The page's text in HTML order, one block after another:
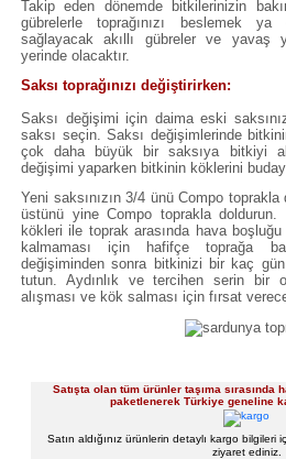
Takip eden dönemde bitkilerinizin
gübrelerle toprağınızı beslemek
sağlayacak akıllı gübreler ve yavaş
yerinde olacaktır.
Saksı toprağınızı değiştirirken:
Saksı değişimi için daima eski
saksı seçin. Saksı değişimlerinde
çok daha büyük bir saksıya bitkiyi
değişimi yaparken bitkinin köklerini
Yeni saksınızın 3/4 ünü Compo
üstünü yine Compo toprakla doldurun.
kökleri ile toprak arasında hava boşluğu
kalmaması için hafifçe toprağa
değişiminden sonra bitkinizi bir kaç gün
tutun. Aydınlık ve tercihen serin bir
alışması ve kök salması için fırsat
Satışta olan tüm ürünler taşıma
paketlenerek Türkiye geneline
Satın aldığınız ürünlerin detaylı kargo bilgileri
ziyaret ediniz.